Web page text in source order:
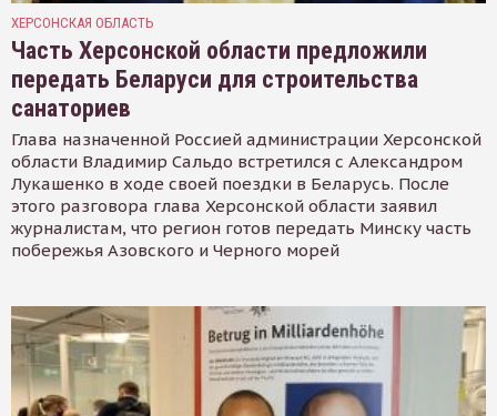
ХЕРСОНСКАЯ ОБЛАСТЬ
Часть Херсонской области предложили
передать Беларуси для строительства
санаториев
Глава назначенной Россией администрации Херсонской
области Владимир Сальдо встретился с Александром
Лукашенко в ходе своей поездки в Беларусь. После
этого разговора глава Херсонской области заявил
журналистам, что регион готов передать Минску часть
побережья Азовского и Черного морей